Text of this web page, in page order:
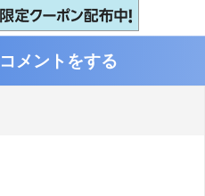
メントをする